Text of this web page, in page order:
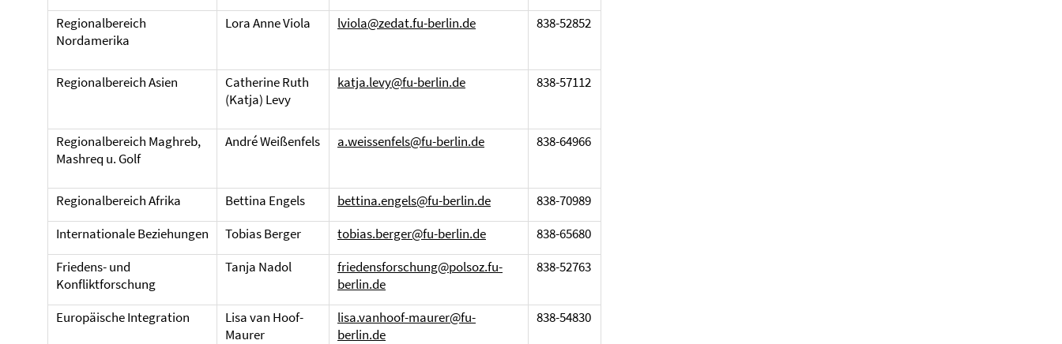
Regionalbereich
Nordamerika
Lora Anne Viola lviola@zedat.fu-berlin.de 838-52852
RegionalbereichAsien
Catherine Ruth
(Katja) Levy
katja.levy@fu-berlin.de 838-57112
Regionalbereich Maghreb,
Mashreq u. Golf
André Weißenfels a.weissenfels@fu-berlin.de 838-64966
RegionalbereichAfrika Bettina Engels bettina.engels@fu-berlin.de
838-70989
Internationale Beziehungen
Tobias Berger tobias.berger@fu-berlin.de
838-65680
Friedens- und
Konfliktforschung
Tanja Nadol
friedensforschung@polsoz.fu-
berlin.de
838-52763
Europäische Integration
Lisa van Hoof-
Maurer
lisa.vanhoof-maurer@fu-
berlin.de
838-54830